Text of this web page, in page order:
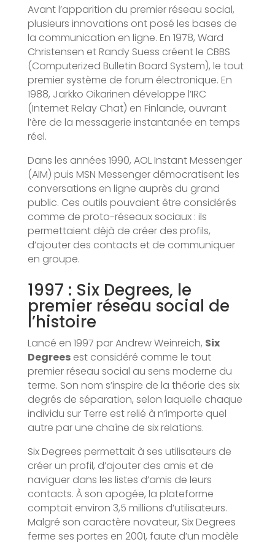
Avant l’apparition du premier réseau social,
plusieurs innovations ont posé les bases de
la communication en ligne. En 1978, Ward
Christensen et Randy Suess créent le CBBS
(Computerized Bulletin Board System), le tout
premier système de forum électronique. En
1988, Jarkko Oikarinen développe l’IRC
(Internet Relay Chat) en Finlande, ouvrant
l’ère de la messagerie instantanée en temps
réel.
Dans les années 1990, AOL Instant Messenger
(AIM) puis MSN Messenger démocratisent les
conversations en ligne auprès du grand
public. Ces outils pouvaient être considérés
comme de proto-réseaux sociaux : ils
permettaient déjà de créer des profils,
d’ajouter des contacts et de communiquer
en groupe.
1997 : Six Degrees, le
premier réseau social de
l’histoire
Lancé en 1997 par Andrew Weinreich, Six
Degreesest considéré comme le tout
premier réseau social au sens moderne du
terme. Son nom s’inspire de la théorie des six
degrés de séparation, selon laquelle chaque
individu sur Terre est relié à n’importe quel
autre par une chaîne de six relations.
Six Degrees permettait à ses utilisateurs de
créer un profil, d’ajouter des amis et de
naviguer dans les listes d’amis de leurs
contacts. À son apogée, la plateforme
comptait environ 3,5 millions d’utilisateurs.
Malgré son caractère novateur, Six Degrees
ferme ses portes en 2001, faute d’un modèle